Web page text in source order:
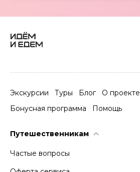
Экскурсии Туры Блог
О проекте
Бонусная программа
Помощь
Путешественникам
Частые вопросы